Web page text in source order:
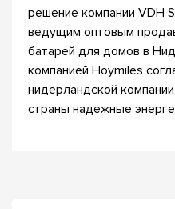
решение компании VDH
ведущим оптовым
батарей для домов в
компанией Hoymiles
нидерландской
страны надежные